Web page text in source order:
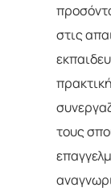
στις
τους